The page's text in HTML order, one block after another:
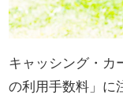
キャッシング・カ
の利用手数料」に